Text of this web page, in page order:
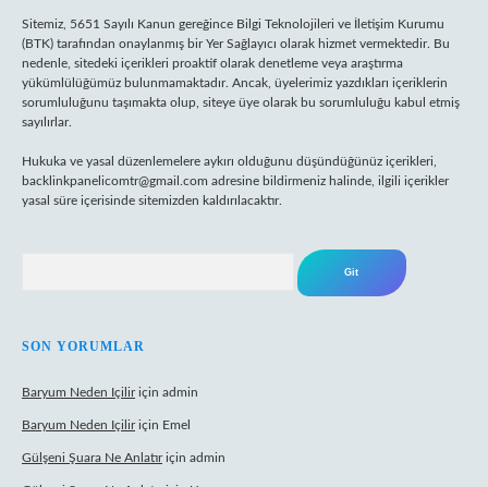
Sitemiz, 5651 Sayılı Kanun gereğince Bilgi Teknolojileri ve İletişim Kurumu
(BTK) tarafından onaylanmış bir Yer Sağlayıcı olarak hizmet vermektedir. Bu
nedenle, sitedeki içerikleri proaktif olarak denetleme veya araştırma
yükümlülüğümüz bulunmamaktadır. Ancak, üyelerimiz yazdıkları içeriklerin
sorumluluğunu taşımakta olup, siteye üye olarak bu sorumluluğu kabul etmiş
sayılırlar.
Hukuka ve yasal düzenlemelere aykırı olduğunu düşündüğünüz içerikleri,
backlinkpanelicomtr@gmail.com adresine bildirmeniz halinde, ilgili içerikler
yasal süre içerisinde sitemizden kaldırılacaktır.
SON YORUMLAR
Baryum Neden Içiliriçin admin
Baryum Neden Içiliriçin Emel
Gülşeni Şuara Ne Anlatıriçin admin